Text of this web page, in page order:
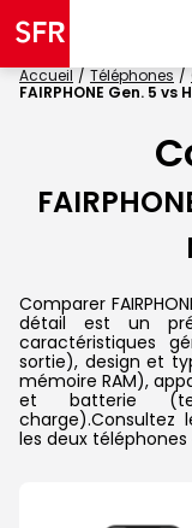
Accueil Téléphones
FAIRPHONE Gen. 5 vs
Comparer
détail est un
caractéristiques
sortie), design et
mémoire RAM),
et batterie
charge).Consultez
les deux